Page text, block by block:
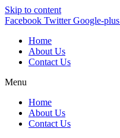
Skip to content
Facebook Twitter Google-plus
Home
About Us
Contact Us
Menu
Home
About Us
Contact Us